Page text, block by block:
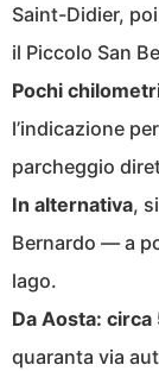
Saint-Didier,
il Piccolo San
Pochi
l’indicazione
parcheggio
In alternativa,
Bernardo — a
lago.
Da Aosta:
quaranta via